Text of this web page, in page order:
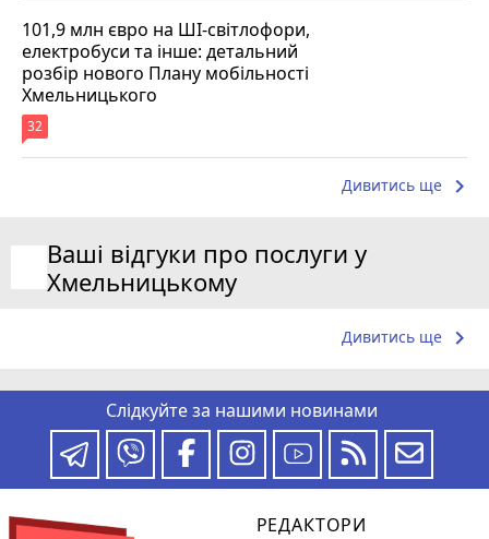
101,9 млн євро на ШІ-світлофори,
електробуси та інше: детальний
розбір нового Плану мобільності
Хмельницького
32
Дивитись ще keyboard_arrow_right
Ваші відгуки про послуги у
Хмельницькому
Дивитись ще keyboard_arrow_right
Слідкуйте за нашими новинами
РЕДАКТОРИ